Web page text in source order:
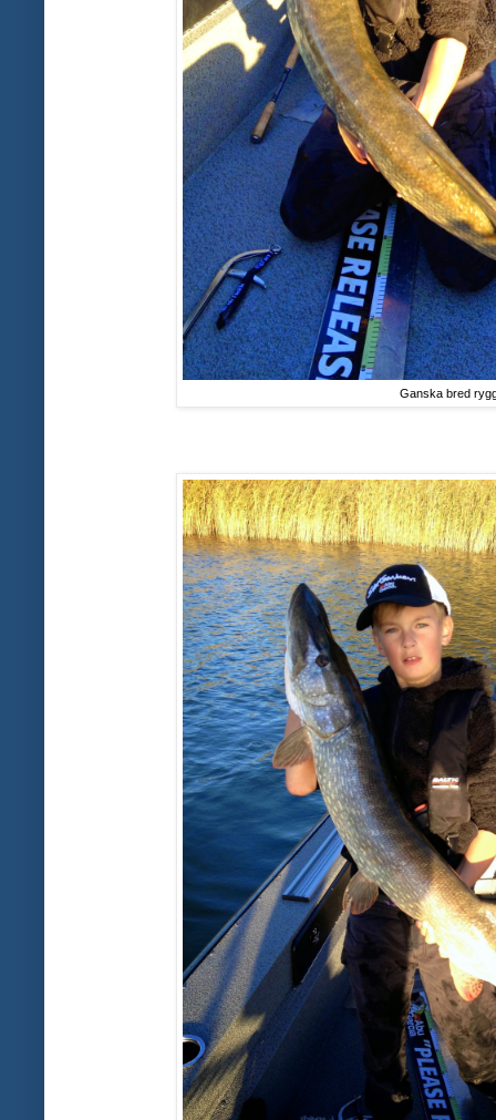
Ganska bred